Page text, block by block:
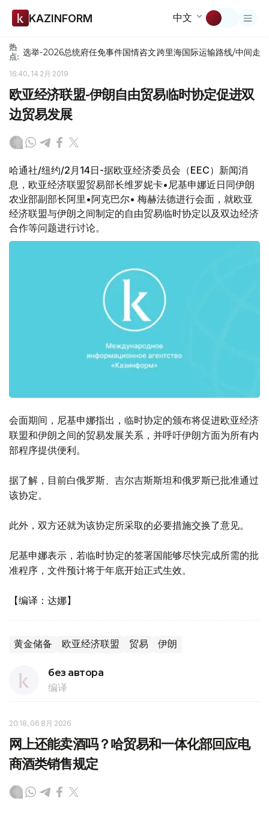
KAZINFORM 中文
热
点: 选举-2026总统府任免事件国情咨文跨里海国际运输路线/中间走廊
16:40, 14 2月 2019
欧亚经济联盟-伊朗自由贸易临时协定促进双
边贸易发展
哈通社/纽约/2月14日-据欧亚经济委员会（EEC）新闻消
息，欧亚经济联盟贸易部长维罗妮卡•尼基申娜近日同伊朗
农业部副部长阿里•阿克巴尔• 梅赫法德进行会面，就欧亚
经济联盟与伊朗之间制定的自由贸易临时协定以及双边经济
合作等问题进行讨论。
会面期间，尼基申娜指出，临时协定的颁布将促进欧亚经济
联盟和伊朗之间的贸易发展关系，并呼吁伊朗方面为所有内
部程序提供便利。
据了解，目前白俄罗斯、吉尔吉斯斯坦和俄罗斯已批准通过
该协定。
此外，双方还就为该协定所采取的必要措施交换了意见。
尼基申娜表示，若临时协定的签署国能够尽快完成所需的批
准程序，文件预计将于年底开始正式生效。
【编译：达娜】
黄金储备 欧亚经济联盟 贸易 伊朗
без автора
编译
20:18, 06 8月 2026
网上还能卖酒吗？哈贸易和一体化部回应电
商酒类销售规定